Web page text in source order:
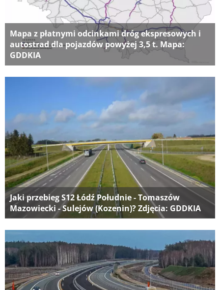
Mapa z płatnymi odcinkami dróg ekspresowych i
autostrad dla pojazdów powyżej 3,5 t. Mapa:
GDDKIA
Jaki przebieg S12 Łódź Południe - Tomaszów
Mazowiecki - Sulejów (Kozenin)? Zdjęcia: GDDKIA